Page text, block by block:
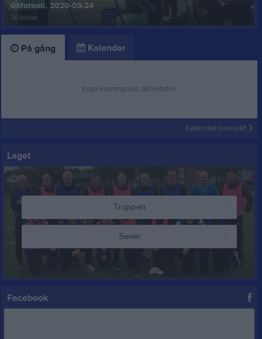
Gåfotboll, 2020-03-24
20 bilder
På gång Kalender
Inga kommande aktiviteter
Kalenderöversikt
Laget
Truppen
Serier
Facebook